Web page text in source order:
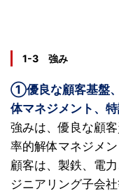
1-3 強み
①優良な顧客基盤
体マネジメント、
強みは、優良な顧
率的解体マネジメ
顧客は、製鉄、電
ジニアリング子会